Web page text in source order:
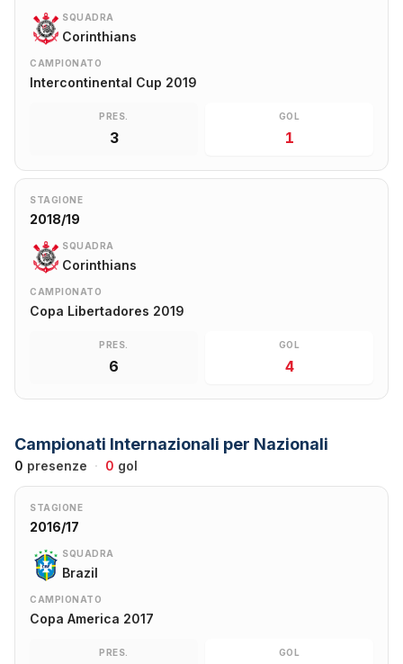
SQUADRA
Corinthians
CAMPIONATO
Intercontinental Cup 2019
PRES.
3
GOL
1
STAGIONE
2018/19
SQUADRA
Corinthians
CAMPIONATO
Copa Libertadores 2019
PRES.
6
GOL
4
Campionati Internazionali per Nazionali
0 presenze · 0 gol
STAGIONE
2016/17
SQUADRA
Brazil
CAMPIONATO
Copa America 2017
PRES. GOL